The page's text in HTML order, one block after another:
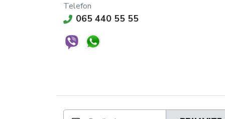
Telefon
065 440 55 55